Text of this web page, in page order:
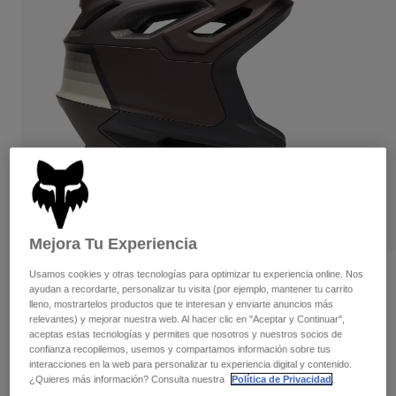
Pantalones largos
Pantalones cortos
Chaquetas y chalecos
Guantes
Protecciones
Gafas de protección
Calcetines
Accesorios
Recambios
Pantalones
Guantes
Chaquetas
Protecciones
Gafas de protección
Calcetines
Mochilas y accesorios
Recambios
Camisas
Ver todo
Camisetas y tops
Sudaderas
Chaquetas
Pantalones
Camisas
Ver todo
Niños
Protecciones
Gafas de Protección
Calcetines
Ver todo
Moto
Cascos
Camisetas
Botas
Protecciones
Guantes
Gafas de Protección
Opiniones
Casco Dropframe Pro Grid
N.º de artículo33469
279,99 €
Mejora Tu Experiencia
Usamos cookies y otras tecnologías para optimizar tu experiencia online. Nos
ayudan a recordarte, personalizar tu visita (por ejemplo, mantener tu carrito
lleno, mostrartelos productos que te interesan y enviarte anuncios más
relevantes) y mejorar nuestra web. Al hacer clic en "Aceptar y Continuar",
aceptas estas tecnologías y permites que nosotros y nuestros socios de
confianza recopilemos, usemos y compartamos información sobre tus
interacciones en la web para personalizar tu experiencia digital y contenido.
¿Quieres más información? Consulta nuestra
Política de Privacidad